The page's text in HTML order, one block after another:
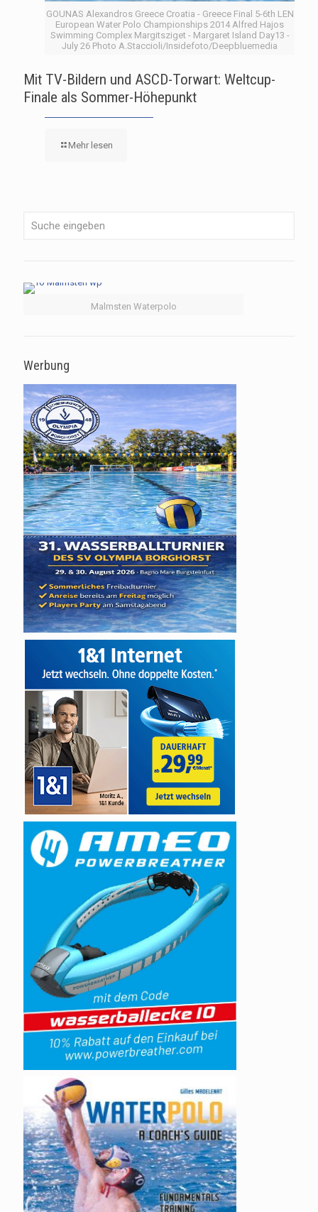
GOUNAS Alexandros Greece Croatia - Greece Final 5-6th LEN
European Water Polo Championships 2014 Alfred Hajos
Swimming Complex Margitsziget - Margaret Island Day13 -
July 26 Photo A.Staccioli/Insidefoto/Deepbluemedia
Mit TV-Bildern und ASCD-Torwart: Weltcup-
Finale als Sommer-Höhepunkt
Mehr lesen
Malmsten Waterpolo
Werbung